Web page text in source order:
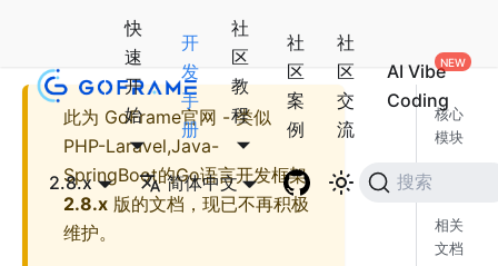
快
速
开
始
开
发
手
册
社
区
教
程
社
区
案
例
社
区
交
流
AI Vibe
Coding
2.8.x 简体中文 搜索
此为 GoFrame官网 - 类似
PHP-Laravel,Java-
SpringBoot的Go语言开发框架
2.8.x 版的文档，现已不再积极
维护。
核心
模块
相关
文档